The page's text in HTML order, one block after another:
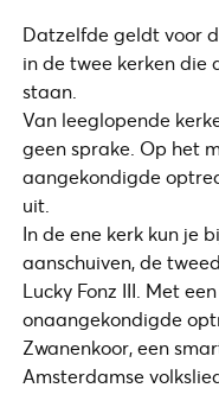
Datzelfde geldt voor
in de twee kerken die
staan.
Van leeglopende
geen sprake. Op het
aangekondigde
uit.
In de ene kerk kun je
aanschuiven, de
Lucky Fonz III. Met
onaangekondigde
Zwanenkoor, een
Amsterdamse